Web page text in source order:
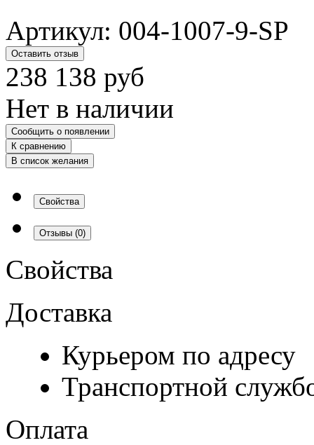
Артикул: 004-1007-9-SP
Оставить отзыв
238 138 руб
Нет в наличии
Сообщить о появлении
К сравнению
В список желания
Свойства
Отзывы (0)
Свойства
Доставка
Курьером по адресу
Транспортной
Оплата